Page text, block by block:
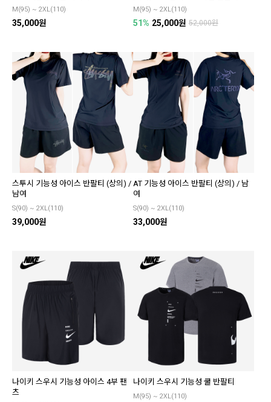
M(95) ~ 2XL(110)
35,000원
M(95) ~ 2XL(110)
51% 25,000원 52,000원
스투시 기능성 아이스 반팔티 (상의) /
남여
S(90) ~ 2XL(110)
39,000원
AT 기능성 아이스 반팔티 (상의) / 남
여
S(90) ~ 2XL(110)
33,000원
나이키 스우시 기능성 아이스 4부 팬
츠
나이키 스우시 기능성 쿨 반팔티
M(95) ~ 2XL(110)